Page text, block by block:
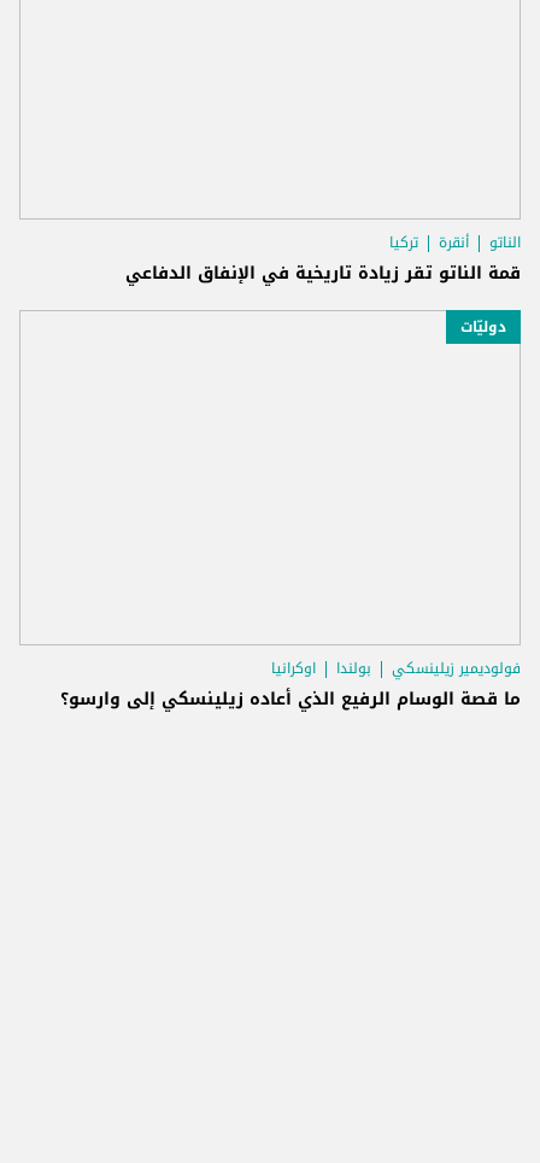
الناتو أنقرة تركيا
قمة الناتو تقر زيادة تاريخية في الإنفاق الدفاعي
دوليّات
فولوديمير زيلينسكي بولندا اوكرانيا
ما قصة الوسام الرفيع الذي أعاده زيلينسكي إلى وارسو؟